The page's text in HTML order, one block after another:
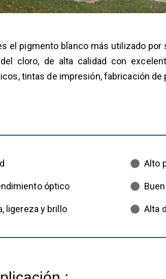
el pigmento blanco más utilizado
cloro, de alta calidad con
tintas de impresión, fabricación de
óptico
ligereza y brillo
Alto
Alta